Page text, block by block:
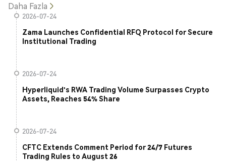
Daha Fazla
2026-07-24
Zama Launches Confidential RFQ Protocol for Secure
Institutional Trading
2026-07-24
Hyperliquid's RWA Trading Volume Surpasses Crypto
Assets, Reaches 54% Share
2026-07-24
CFTC Extends Comment Period for 24/7 Futures
Trading Rules to August 26